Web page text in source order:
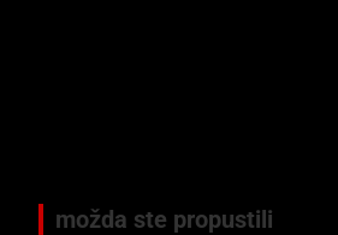
možda ste propustili